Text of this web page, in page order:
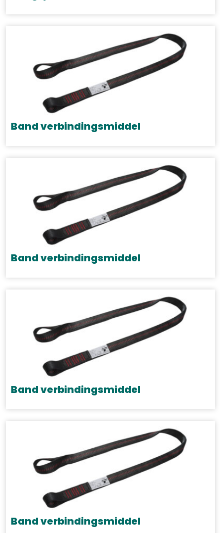
Band verbindingsmiddel
Band verbindingsmiddel
Band verbindingsmiddel
Band verbindingsmiddel